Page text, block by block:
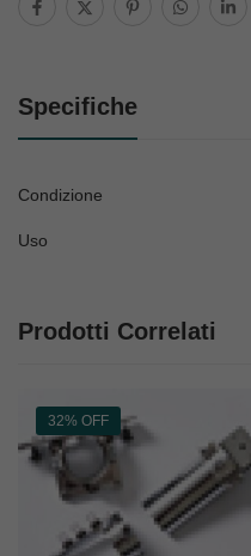
Specifiche
Condizione
Uso
Prodotti Correlati
32% OFF